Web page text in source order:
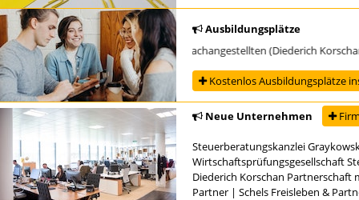
Ausbildungsplätze
Ausbildung zur/zum Steuerfachangestellten (Diederich Korschan
Kostenlos Ausbildungsplätze
Neue Unternehmen
Steuerberatungskanzlei
Wirtschaftsprüfungsgesellschaft
Diederich Korschan Partnerschaft
Partner | Schels Freisleben &